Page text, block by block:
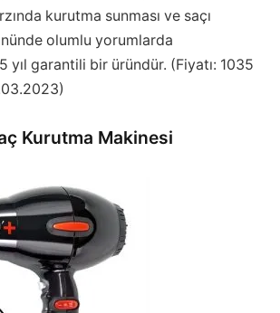
kurutma sunması ve saçı
olumlu yorumlarda
yıl garantili bir üründür. (Fiyatı: 1035
Kurutma Makinesi